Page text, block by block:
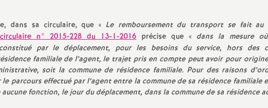
r
s
dans sa circulaire, que « Le remboursement du transport se fait
circulaire n° 2015-228 du 13-1-2016précise que « dans la mesure
par le déplacement, pour les besoins du service, hors des
familiale de l’agent, le trajet pris en compte peut avoir pour
soit la commune de résidence familiale. Pour des raisons
le parcours effectué par l’agent entre la commune de sa résidence familiale
aucune fonction, le jour du déplacement, dans la commune de sa résidence